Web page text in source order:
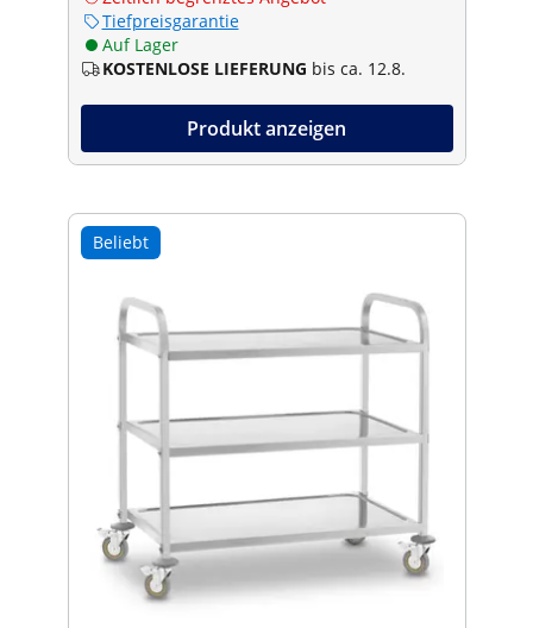
Tiefpreisgarantie
Auf Lager
KOSTENLOSE LIEFERUNG bis ca. 12.8.
Produkt anzeigen
Beliebt